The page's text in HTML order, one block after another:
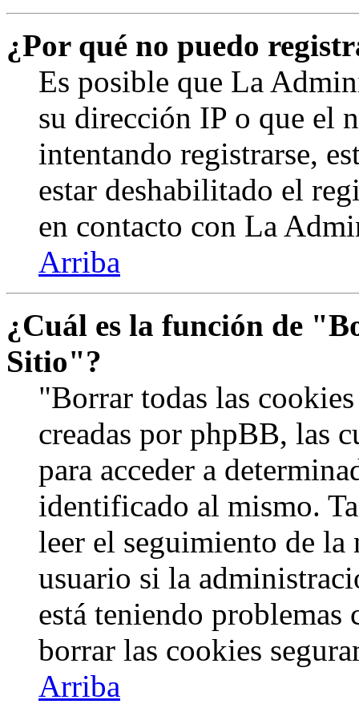
¿Por qué no puedo
Es posible que La
su dirección IP o que el
intentando registrarse,
estar deshabilitado el
en contacto con La
Arriba
¿Cuál es la función de
Sitio"?
"Borrar todas las
creadas por phpBB, las
para acceder a
identificado al mismo.
leer el seguimiento de
usuario si la
está teniendo
borrar las cookies
Arriba